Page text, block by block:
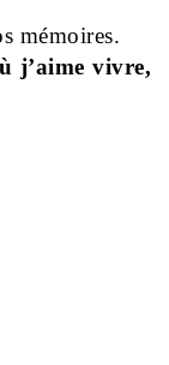
mémoires.
j’aime vivre,